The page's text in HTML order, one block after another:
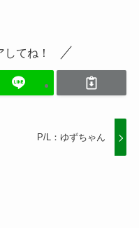
てね！
P/L：ゆずちゃん